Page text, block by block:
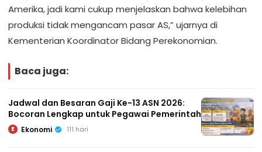
Amerika, jadi kami cukup menjelaskan bahwa kelebihan
produksi tidak mengancam pasar AS,” ujarnya di
Kementerian Koordinator Bidang Perekonomian.
Baca juga:
Jadwal dan Besaran Gaji Ke-13 ASN 2026:
Bocoran Lengkap untuk Pegawai Pemerintah
E Ekonomi 111 hari